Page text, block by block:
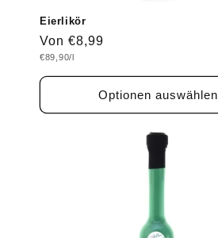
Eierlikör
Normaler
Preis
Von €8,99
Grundpreis
€89,90/l
Optionen auswählen